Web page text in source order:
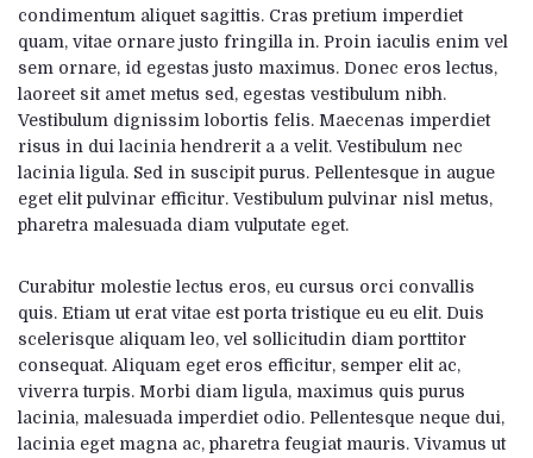
condimentum aliquet sagittis. Cras pretium imperdiet
quam, vitae ornare justo fringilla in. Proin iaculis enim vel
sem ornare, id egestas justo maximus. Donec eros lectus,
laoreet sit amet metus sed, egestas vestibulum nibh.
Vestibulum dignissim lobortis felis. Maecenas imperdiet
risus in dui lacinia hendrerit a a velit. Vestibulum nec
lacinia ligula. Sed in suscipit purus. Pellentesque in augue
eget elit pulvinar efficitur. Vestibulum pulvinar nisl metus,
pharetra malesuada diam vulputate eget.
Curabitur molestie lectus eros, eu cursus orci convallis
quis. Etiam ut erat vitae est porta tristique eu eu elit. Duis
scelerisque aliquam leo, vel sollicitudin diam porttitor
consequat. Aliquam eget eros efficitur, semper elit ac,
viverra turpis. Morbi diam ligula, maximus quis purus
lacinia, malesuada imperdiet odio. Pellentesque neque dui,
lacinia eget magna ac, pharetra feugiat mauris. Vivamus ut